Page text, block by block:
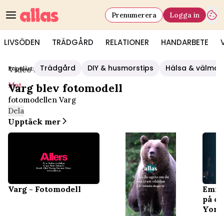
LIVSÖDEN TRÄDGÅRD RELATIONER HANDARBETE
Prenumerera Logga in
Populärt: Trädgård DIY & husmorstips Hälsa &
Video Start/Mat
Mat
Varg blev fotomodell
fotomodellen Varg
Dela
Upptäck mer
Varg - Fotomodell
på
York